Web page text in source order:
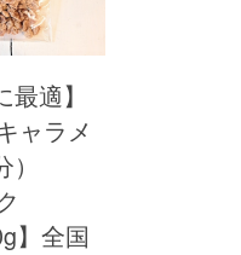
最適】
ャラメ
】全国